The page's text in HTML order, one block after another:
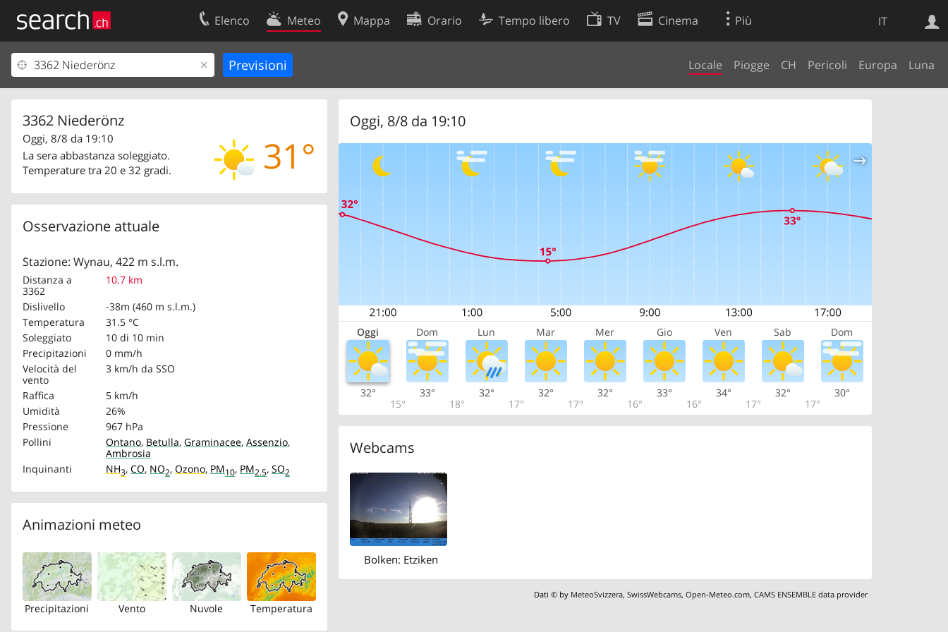
IT
Elenco Meteo Mappa Orario Tempo libero TV Cinema Più
Locale Piogge CH Pericoli Europa Luna
3362 Niederönz
31°
Oggi, 8/8 da 19:10
La sera abbastanza soleggiato.
Temperature tra 20 e 32 gradi.
Osservazione attuale
Stazione: Wynau, 422 m s.l.m.
Distanza a
3362
10.7 km
Dislivello
-38m (460 m s.l.m.)
Temperatura
31.5 °C
Soleggiato
10 di 10 min
Precipitazioni
0 mm/h
Velocità del
vento
3 km/h da SSO
Raffica
5 km/h
Umidità
26%
Pressione
967 hPa
Pollini
Ontano, Betulla, Graminacee, Assenzio,
Ambrosia
Inquinanti
NH3, CO, NO2, Ozono, PM10, PM2.5, SO2
Animazioni meteo
Precipitazioni Vento Nuvole Temperatura
Oggi, 8/8 da 19:10
Oggi Dom Lun Mar Mer Gio Ven Sab Dom
32°
15°
33°
18°
32°
17°
32°
17°
32°
16°
33°
16°
34°
17°
32°
17°
30°
Webcams
Bolken: Etziken
Dati © by MeteoSvizzera,SwissWebcams,Open-Meteo.com,CAMS ENSEMBLE data provider
Ricerca Web
Il vostro profolio
Area clienti
Informazioni Legali
Contatti
Condizioni d’uso
Preferenze cookie